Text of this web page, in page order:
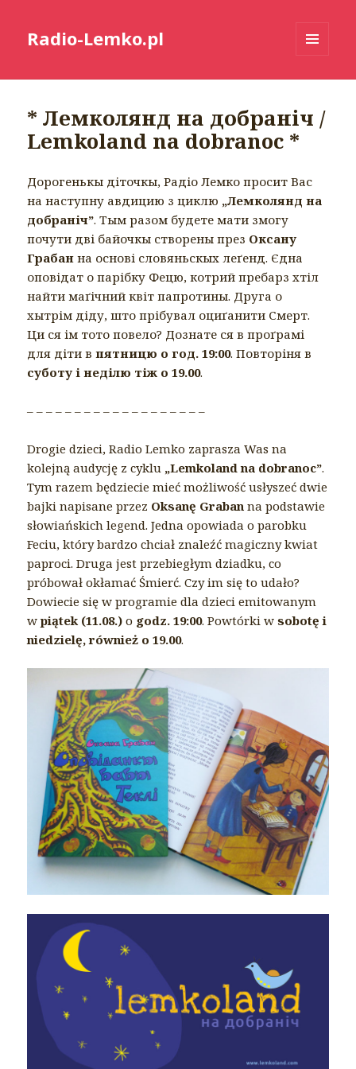
Radio-Lemko.pl
* Лемколянд на добраніч /
Lemkoland na dobranoc *
Дорогенькы діточкы, Радіо Лемко просит Вас
на наступну авдицию з циклю „Лемколянд на
добраніч”. Тым разом будете мати змогу
почути дві байочкы створены през Оксану
Грабан на основі словяньскых леґенд. Єдна
оповідат о парібку Фецю, котрий пребарз хтіл
найти маґічний квіт папротины. Друга о
хытрім діду, што прібувал оциґанити Смерт.
Ци ся ім тото повело? Дознате ся в проґрамі
для діти впятницю о год. 19:00. Повторіня в
суботу і неділю тіж о 19.00.
– – – – – – – – – – – – – – – – – – –
Drogie dzieci, Radio Lemko zaprasza Was na
kolejną audycję z cyklu „Lemkoland na dobranoc”.
Tym razem będziecie mieć możliwość usłyszeć dwie
bajki napisane przez Oksanę Graban na podstawie
słowiańskich legend. Jedna opowiada o parobku
Feciu, który bardzo chciał znaleźć magiczny kwiat
paproci. Druga jest przebiegłym dziadku, co
próbował okłamać Śmierć. Czy im się to udało?
Dowiecie się w programie dla dzieci emitowanym
wpiątek (11.08.) o godz. 19:00. Powtórki wsobotę i
niedzielę, również o 19.00.